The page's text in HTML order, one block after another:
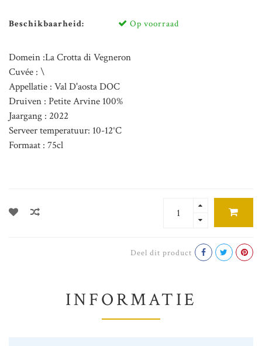
Beschikbaarheid: Op voorraad
Domein :La Crotta di Vegneron
Cuvée : \
Appellatie : Val D'aosta DOC
Druiven : Petite Arvine 100%
Jaargang : 2022
Serveer temperatuur: 10-12°C
Formaat : 75cl
Deel dit product
INFORMATIE